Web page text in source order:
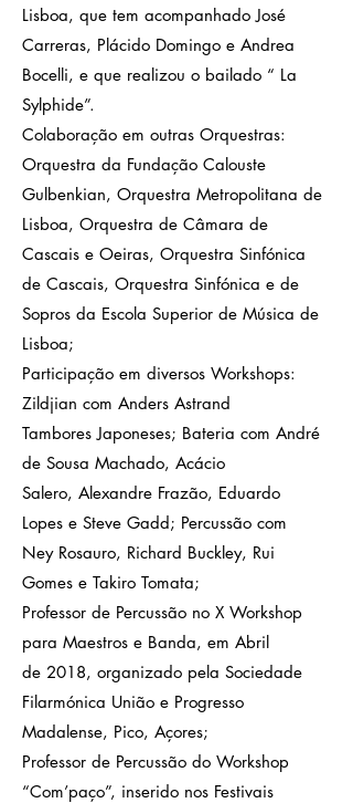
Lisboa, que tem acompanhado José
Carreras, Plácido Domingo e Andrea
Bocelli, e que realizou o bailado “ La
Sylphide”.
Colaboração em outras Orquestras:
Orquestra da Fundação Calouste
Gulbenkian, Orquestra Metropolitana de
Lisboa, Orquestra de Câmara de
Cascais e Oeiras, Orquestra Sinfónica
de Cascais, Orquestra Sinfónica e de
Sopros da Escola Superior de Música de
Lisboa;
Participação em diversos Workshops:
Zildjian com Anders Astrand
Tambores Japoneses; Bateria com André
de Sousa Machado, Acácio
Salero, Alexandre Frazão, Eduardo
Lopes e Steve Gadd; Percussão com
Ney Rosauro, Richard Buckley, Rui
Gomes e Takiro Tomata;
Professor de Percussão no X Workshop
para Maestros e Banda, em Abril
de 2018, organizado pela Sociedade
Filarmónica União e Progresso
Madalense, Pico, Açores;
Professor de Percussão do Workshop
“Com’paço”, inserido nos Festivais